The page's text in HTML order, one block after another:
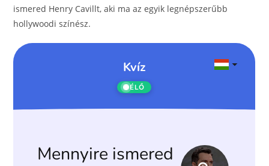
ismered Henry Cavillt, aki ma az egyik legnépszerűbb
hollywoodi színész.